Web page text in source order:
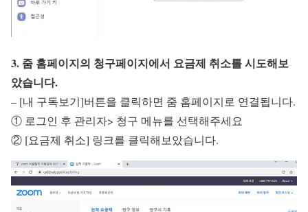
3. 줌 홈페이지의 청구페이지에서 요금제 취소를 시도해보
았습니다.
– [내 구독보기]버튼을 클릭하면 줌 홈페이지로 연결됩니다.
① 로그인 후 관리자> 청구 메뉴를 선택해주세요
② [요금제 취소] 링크를 클릭해보았습니다.